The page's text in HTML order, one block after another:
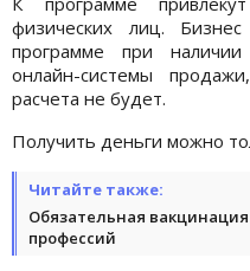
физических лиц.
программе при
онлайн-системы
расчета не будет.
Получить деньги можно
Читайте также:
Обязательная
профессий